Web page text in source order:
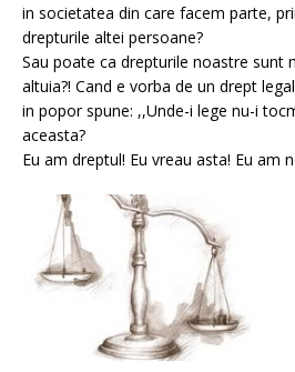
in societatea din care facem parte,
drepturile altei persoane?
Sau poate ca drepturile noastre sunt
altuia?! Cand e vorba de un drept
in popor spune: ,,Unde-i lege nu-i
aceasta?
Eu am dreptul! Eu vreau asta! Eu am